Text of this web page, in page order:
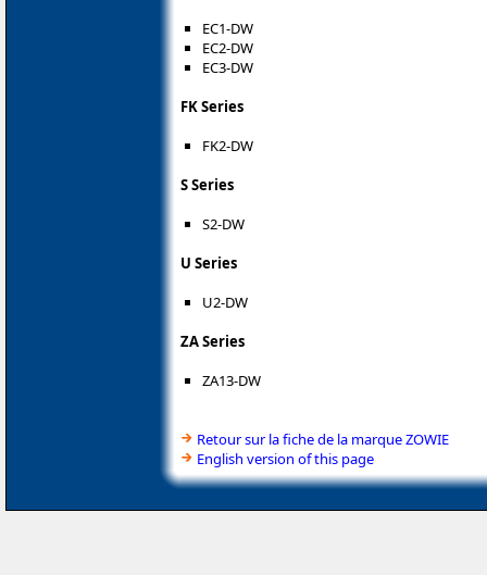
EC1-DW
EC2-DW
EC3-DW
FK Series
FK2-DW
S Series
S2-DW
U Series
U2-DW
ZA Series
ZA13-DW
Retour sur la fiche de la marque ZOWIE
English version of this page